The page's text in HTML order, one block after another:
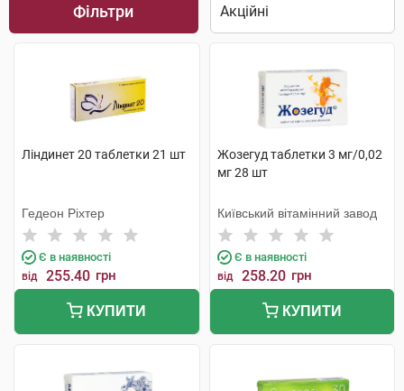
Фільтри
Ліндинет 20 таблетки 21 шт
Гедеон Ріхтер
Є в наявності
від 255.40 грн
КУПИТИ
Жозегуд таблетки 3 мг/0,02
мг 28 шт
Київський вітамінний завод
Є в наявності
від 258.20 грн
КУПИТИ